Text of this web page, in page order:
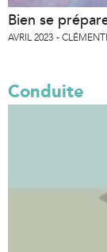
Bien se
AVRIL 2023
Conduite